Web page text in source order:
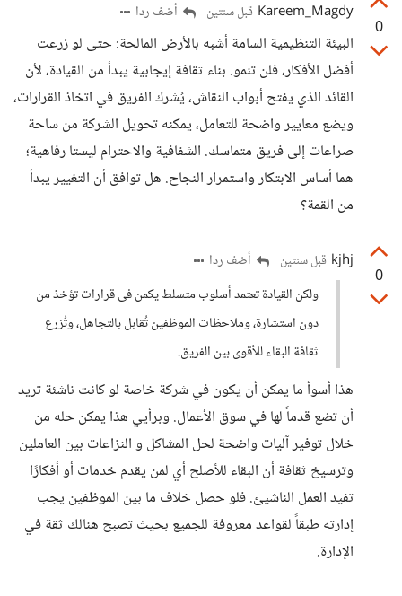
0
Kareem_Magdy قبل سنتين أضف ردا
البيئة التنظيمية السامة أشبه بالأرض المالحة: حتى لو زرعت
أفضل الأفكار، فلن تنمو. بناء ثقافة إيجابية يبدأ من القيادة، لأن
القائد الذي يفتح أبواب النقاش، يُشرك الفريق في اتخاذ القرارات،
ويضع معايير واضحة للتعامل، يمكنه تحويل الشركة من ساحة
صراعات إلى فريق متماسك. الشفافية والاحترام ليستا رفاهية؛
هما أساس الابتكار واستمرار النجاح. هل توافق أن التغيير يبدأ
من القمة؟
0
kjhj قبل سنتين
أضف ردا
ولكن القيادة تعتمد أسلوب متسلط يكمن فى قرارات تؤخذ من
دون استشارة، وملاحظات الموظفين تُقابل بالتجاهل، وتُزرع
ثقافة البقاء للأقوى بين الفريق.
هذا أسوأ ما يمكن أن يكون في شركة خاصة لو كانت ناشئة تريد
أن تضع قدماً لها في سوق الأعمال. وبرأيي هذا يمكن حله من
خلال توفير آليات واضحة لحل المشاكل و النزاعات بين العاملين
وترسيخ ثقافة أن البقاء للأصلح أي لمن يقدم خدمات أو أفكارًا
تفيد العمل الناشيئ. فلو حصل خلاف ما بين الموظفين يجب
إدارته طبقاً لقواعد معروفة للجميع بحيث تصبح هنالك ثقة في
الإدارة.